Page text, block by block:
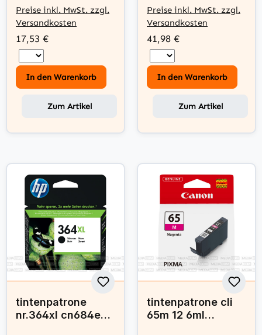
Preise inkl. MwSt. zzgl.
Versandkosten
17,53 €
In den Warenkorb
Zum Artikel
Preise inkl. MwSt. zzgl.
Versandkosten
41,98 €
In den Warenkorb
Zum Artikel
tintenpatrone
nr.364xl cn684ee
tintenpatrone cli
65m 12 6ml